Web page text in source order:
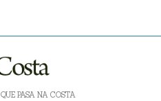
PASA NA COSTA